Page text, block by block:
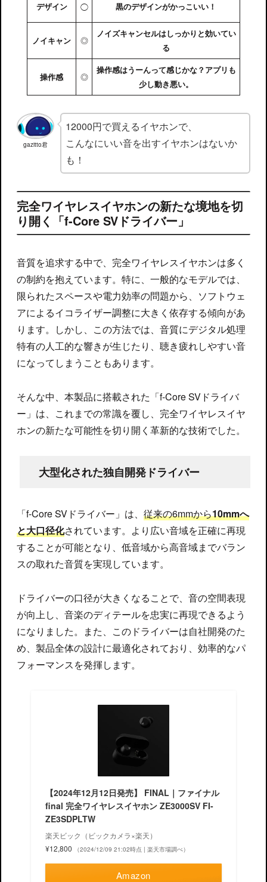
デザイン ◯ 黒のデザインがかっこいい！
ノイキャン ◎
ノイズキャンセルはしっかりと効いてい
る
操作感 ◎
操作感はうーんって感じかな？アプリも
少し動き悪い。
gazitto君
12000円で買えるイヤホンで、
こんなにいい音を出すイヤホンはないか
も！
完全ワイヤレスイヤホンの新たな境地を切
り開く「f-Core SVドライバー」
音質を追求する中で、完全ワイヤレスイヤホンは多く
の制約を抱えています。特に、一般的なモデルでは、
限られたスペースや電力効率の問題から、ソフトウェ
アによるイコライザー調整に大きく依存する傾向があ
ります。しかし、この方法では、音質にデジタル処理
特有の人工的な響きが生じたり、聴き疲れしやすい音
になってしまうこともあります。
そんな中、本製品に搭載された「f-Core SVドライバ
ー」は、これまでの常識を覆し、完全ワイヤレスイヤ
ホンの新たな可能性を切り開く革新的な技術でした。
大型化された独自開発ドライバー
「f-Core SVドライバー」は、 従来の6mmから10mmへ
と大口径化されています。より広い音域を正確に再現
することが可能となり、低音域から高音域までバラン
スの取れた音質を実現しています。
ドライバーの口径が大きくなることで、音の空間表現
が向上し、音楽のディテールを忠実に再現できるよう
になりました。また、このドライバーは自社開発のた
め、製品全体の設計に最適化されており、効率的なパ
フォーマンスを発揮します。
【2024年12月12日発売】 FINAL｜ファイナル
final 完全ワイヤレスイヤホン ZE3000SV FI-
ZE3SDPLTW
楽天ビック（ビックカメラ×楽天）
¥12,800
（2024/12/09 21:02時点 | 楽天市場調べ）
Amazon